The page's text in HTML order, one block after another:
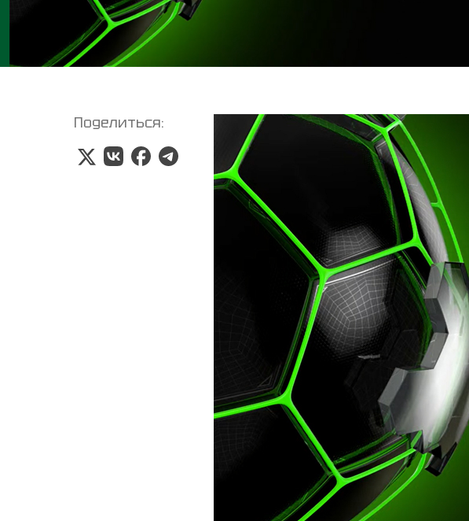
Поделиться: